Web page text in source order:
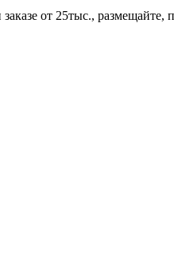
от 25тыс., размещайте,